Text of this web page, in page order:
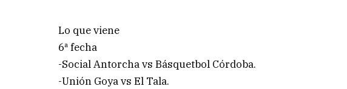
Lo que viene
6ª fecha
-Social Antorcha vs Básquetbol Córdoba.
-Unión Goya vs El Tala.